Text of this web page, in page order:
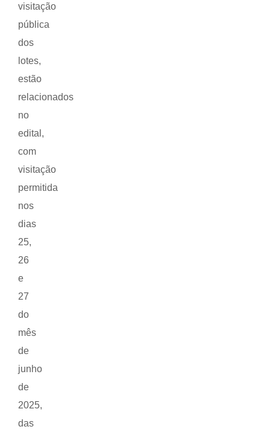
visitação
pública
dos
lotes,
estão
relacionados
no
edital,
com
visitação
permitida
nos
dias
25,
26
e
27
do
mês
de
junho
de
2025,
das